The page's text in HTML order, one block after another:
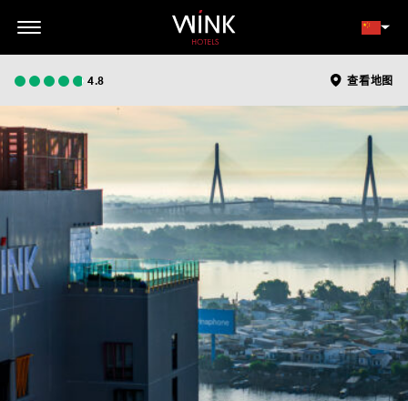
// toolbar-mobile position-fixed bottom-0 left-0 z-30 w-full
d-block d-lg-none
会员登录
4.8 查看地图